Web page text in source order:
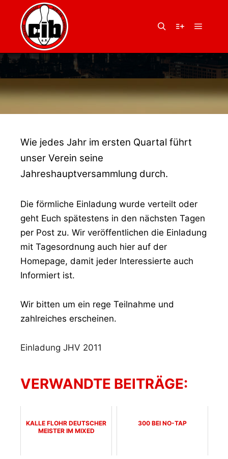
JAHRESHAUPTVERSA
MMLUNG AM
05.02.2011
Wie jedes Jahr im ersten Quartal führt
unser Verein seine
Jahreshauptversammlung durch.
Die förmliche Einladung wurde verteilt oder
geht Euch spätestens in den nächsten Tagen
per Post zu. Wir veröffentlichen die Einladung
mit Tagesordnung auch hier auf der
Homepage, damit jeder Interessierte auch
Informiert ist.
Wir bitten um ein rege Teilnahme und
zahlreiches erscheinen.
Einladung JHV 2011
VERWANDTE BEITRÄGE:
KALLE FLOHR DEUTSCHER
MEISTER IM MIXED
300 BEI NO-TAP